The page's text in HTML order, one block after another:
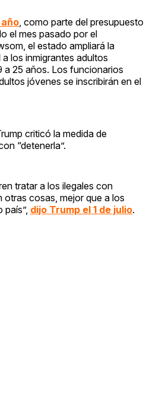
, como parte del presupuesto
el mes pasado por el
el estado ampliará la
los inmigrantes adultos
a 25 años. Los funcionarios
jóvenes se inscribirán en el
criticó la medida de
“detenerla”.
tratar a los ilegales con
cosas, mejor que a los
dijo Trump el 1 de julio.